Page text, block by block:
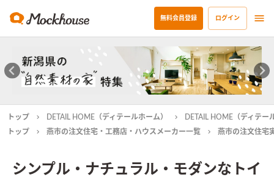
無料会員登録 ログイン
トップ DETAIL HOME（ディテールホーム）
DETAIL HOME（ディテ
トップ
燕市の注文住宅・工務店・ハウスメーカー一覧 燕市の注文住宅
シンプル・ナチュラル・モダンなトイ